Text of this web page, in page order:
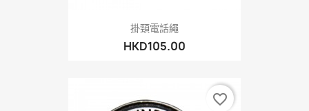
掛頸電話繩
HKD105.00
favorite_border